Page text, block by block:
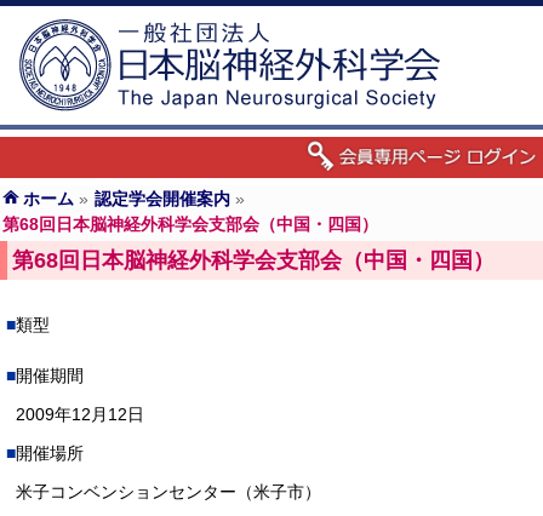
ホーム » 認定学会開催案内 »
第68回日本脳神経外科学会支部会（中国・四国）
第68回日本脳神経外科学会支部会（中国・四国）
類型
開催期間
2009年12月12日
開催場所
米子コンベンションセンター（米子市）